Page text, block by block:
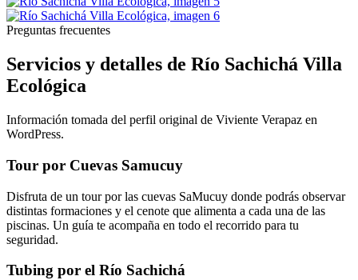
Preguntas frecuentes
Servicios y detalles de Río Sachichá Villa
Ecológica
Información tomada del perfil original de Viviente Verapaz en
WordPress.
Tour por Cuevas Samucuy
Disfruta de un tour por las cuevas SaMucuy donde podrás observar
distintas formaciones y el cenote que alimenta a cada una de las
piscinas. Un guía te acompaña en todo el recorrido para tu
seguridad.
Tubing por el Río Sachichá